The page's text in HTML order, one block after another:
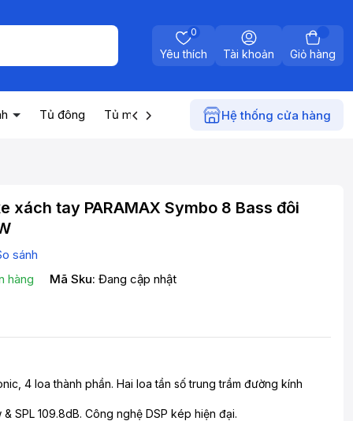
Yêu thích
0
Tài khoản Giỏ hàng
Tủ đông Tủ mát Máy nước nóng Điện gia
Hệ thống cửa hàng
xách tay PARAMAX Symbo 8 Bass đôi
sánh
hàng Mã Sku: Đang cập nhật
4 loa thành phần. Hai loa tần số trung trầm đường kính
SPL 109.8dB. Công nghệ DSP kép hiện đại.